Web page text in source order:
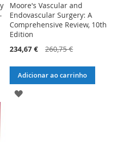
Moore's Vascular and
Endovascular Surgery: A
Comprehensive Review, 10th
Edition
234,67 €
260,75 €
Adicionar ao carrinho
ADICIONAR